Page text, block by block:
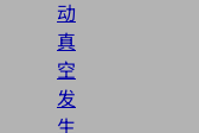
动
真
空
发
生